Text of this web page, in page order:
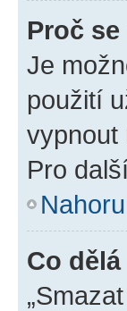
Proč
Je
použití
vypnout
Pro
Nahoru
Co